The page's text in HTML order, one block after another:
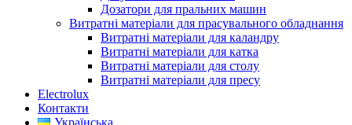
Дозатори для пральних машин
Витратні матеріали для прасувального обладнання
Витратні матеріали для каландру
Витратні матеріали для катка
Витратні матеріали для столу
Витратні матеріали для пресу
Electrolux
Контакти
Українська